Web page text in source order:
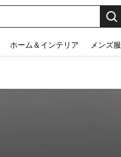
ホーム＆インテリア メンズ服